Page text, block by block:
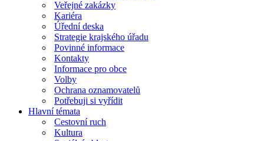
Veřejné zakázky
Kariéra
Úřední deska
Strategie krajského úřadu
Povinné informace
Kontakty
Informace pro obce
Volby
Ochrana oznamovatelů
Potřebuji si vyřídit
Hlavní témata
Cestovní ruch
Kultura